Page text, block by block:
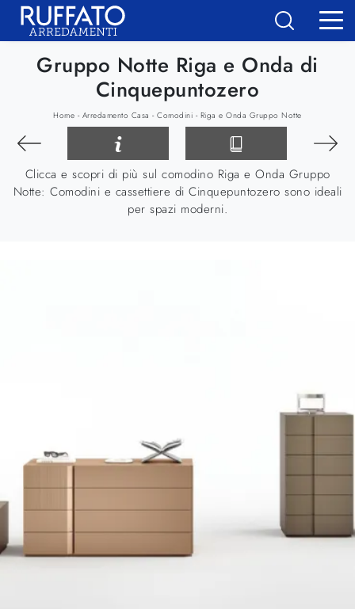
Gruppo Notte Riga e Onda di
Cinquepuntozero
Home - Arredamento Casa -Comodini - Riga e Onda Gruppo Notte
Clicca e scopri di più sul comodino Riga e Onda Gruppo
Notte: Comodini e cassettiere di Cinquepuntozero sono ideali
per spazi moderni.